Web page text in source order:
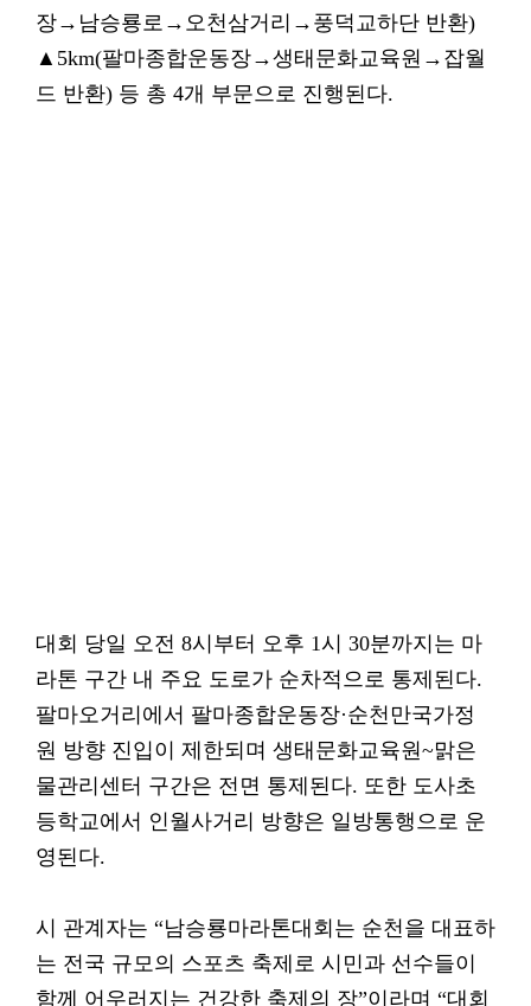
장→남승룡로→오천삼거리→풍덕교하단 반환)
▲5km(팔마종합운동장→생태문화교육원→잡월
드 반환) 등 총 4개 부문으로 진행된다.
대회 당일 오전 8시부터 오후 1시 30분까지는 마
라톤 구간 내 주요 도로가 순차적으로 통제된다.
팔마오거리에서 팔마종합운동장·순천만국가정
원 방향 진입이 제한되며 생태문화교육원~맑은
물관리센터 구간은 전면 통제된다. 또한 도사초
등학교에서 인월사거리 방향은 일방통행으로 운
영된다.
시 관계자는 “남승룡마라톤대회는 순천을 대표하
는 전국 규모의 스포츠 축제로 시민과 선수들이
함께 어우러지는 건강한 축제의 장”이라며 “대회